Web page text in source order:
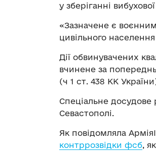
у зберіганні
«Зазначене є
цивільного
Дії обвинувачених
вчинене за
(ч 1 ст. 438 КК
Спеціальне
Севастополі.
Як повідомляла
контррозвідки фсб ,